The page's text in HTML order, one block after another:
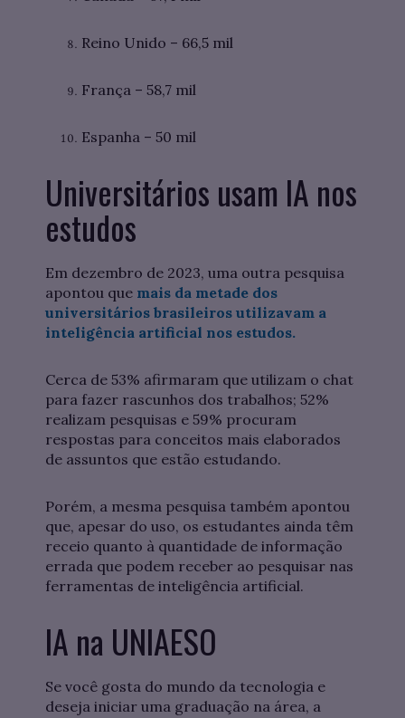
Reino Unido – 66,5 mil
França – 58,7 mil
Espanha – 50 mil
Universitários usam IA nos
estudos
Em dezembro de 2023, uma outra pesquisa
apontou que mais da metade dos
universitários brasileiros utilizavam a
inteligência artificial nos estudos.
Cerca de 53% afirmaram que utilizam o chat
para fazer rascunhos dos trabalhos; 52%
realizam pesquisas e 59% procuram
respostas para conceitos mais elaborados
de assuntos que estão estudando.
Porém, a mesma pesquisa também apontou
que, apesar do uso, os estudantes ainda têm
receio quanto à quantidade de informação
errada que podem receber ao pesquisar nas
ferramentas de inteligência artificial.
IA na UNIAESO
Se você gosta do mundo da tecnologia e
deseja iniciar uma graduação na área, a